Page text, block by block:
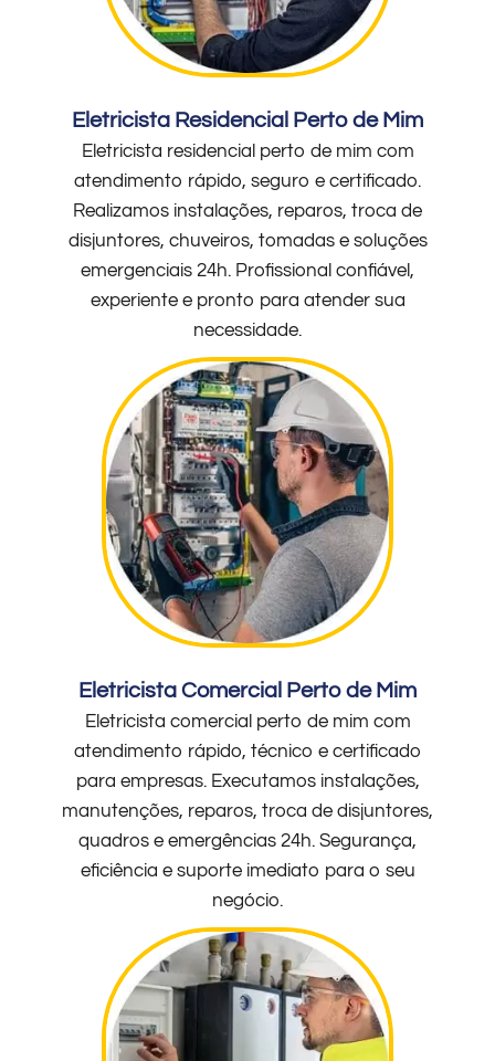
Eletricista Residencial Perto de Mim
Eletricista residencial perto de mim com
atendimento rápido, seguro e certificado.
Realizamos instalações, reparos, troca de
disjuntores, chuveiros, tomadas e soluções
emergenciais 24h. Profissional confiável,
experiente e pronto para atender sua
necessidade.
Eletricista Comercial Perto de Mim
Eletricista comercial perto de mim com
atendimento rápido, técnico e certificado
para empresas. Executamos instalações,
manutenções, reparos, troca de disjuntores,
quadros e emergências 24h. Segurança,
eficiência e suporte imediato para o seu
negócio.